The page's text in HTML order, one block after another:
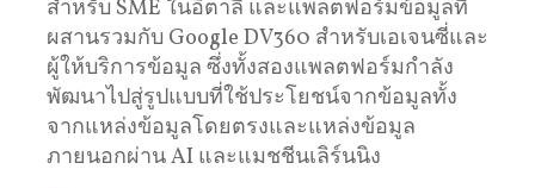
สำหรับ SME ในอิตาลี และแพลตฟอร์มข้อมูลที่
ผสานรวมกับ Google DV360 สำหรับเอเจนซี่และ
ผู้ให้บริการข้อมูล ซึ่งทั้งสองแพลตฟอร์มกำลัง
พัฒนาไปสู่รูปแบบที่ใช้ประโยชน์จากข้อมูลทั้ง
จากแหล่งข้อมูลโดยตรงและแหล่งข้อมูล
ภายนอกผ่าน AI และแมชชีนเลิร์นนิง